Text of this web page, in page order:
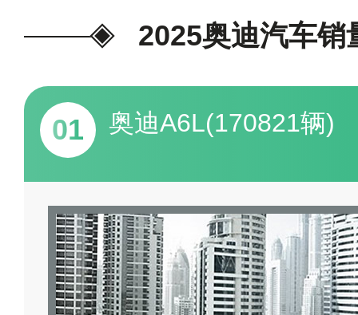
票>>
2025奥迪汽车销
01 奥迪A6L(170821辆)